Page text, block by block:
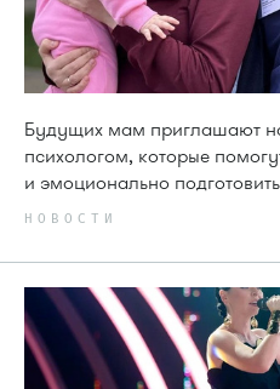
Будущих мам приглашают
психологом, которые
и эмоционально
НОВОСТИ